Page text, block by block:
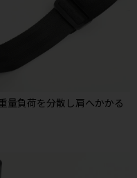
量負荷を分散し肩へかかる